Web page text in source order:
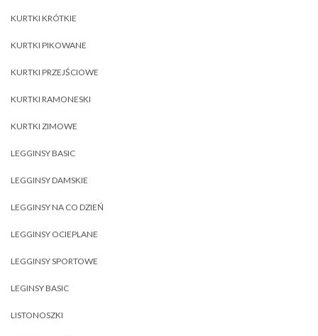
KURTKI KRÓTKIE
KURTKI PIKOWANE
KURTKI PRZEJŚCIOWE
KURTKI RAMONESKI
KURTKI ZIMOWE
LEGGINSY BASIC
LEGGINSY DAMSKIE
LEGGINSY NA CO DZIEŃ
LEGGINSY OCIEPLANE
LEGGINSY SPORTOWE
LEGINSY BASIC
LISTONOSZKI